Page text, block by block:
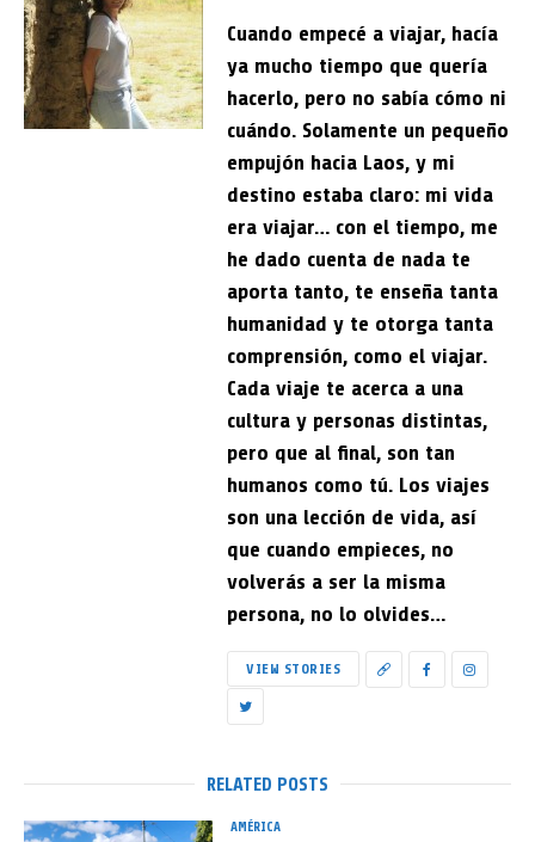
Cuando empecé a viajar, hacía
ya mucho tiempo que quería
hacerlo, pero no sabía cómo ni
cuándo. Solamente un pequeño
empujón hacia Laos, y mi
destino estaba claro: mi vida
era viajar… con el tiempo, me
he dado cuenta de nada te
aporta tanto, te enseña tanta
humanidad y te otorga tanta
comprensión, como el viajar.
Cada viaje te acerca a una
cultura y personas distintas,
pero que al final, son tan
humanos como tú. Los viajes
son una lección de vida, así
que cuando empieces, no
volverás a ser la misma
persona, no lo olvides…
VIEW STORIES
RELATED POSTS
AMÉRICA